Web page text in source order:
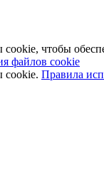
чтобы
файлов cookie
cookie. Правила